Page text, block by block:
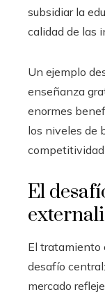
subsidiar la
calidad de las
Un ejemplo
enseñanza
enormes
los niveles de
competitividad
El
El tratamiento
desafío
mercado